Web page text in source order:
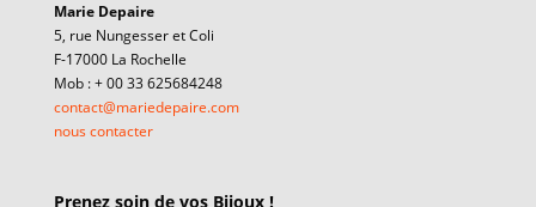
Marie Depaire
5, rue Nungesser et Coli
F-17000 La Rochelle
Mob : + 00 33 625684248
contact@mariedepaire.com
nous contacter
Prenez soin de vos Bijoux !